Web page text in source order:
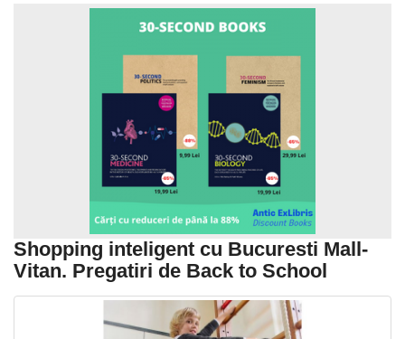
Shopping inteligent cu Bucuresti Mall-
Vitan. Pregatiri de Back to School